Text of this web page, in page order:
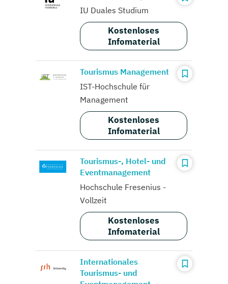
IU Duales Studium
Kostenloses
Infomaterial
Tourismus Management
IST-Hochschule für
Management
Kostenloses
Infomaterial
Tourismus-, Hotel- und
Eventmanagement
Hochschule Fresenius -
Vollzeit
Kostenloses
Infomaterial
Internationales
Tourismus- und